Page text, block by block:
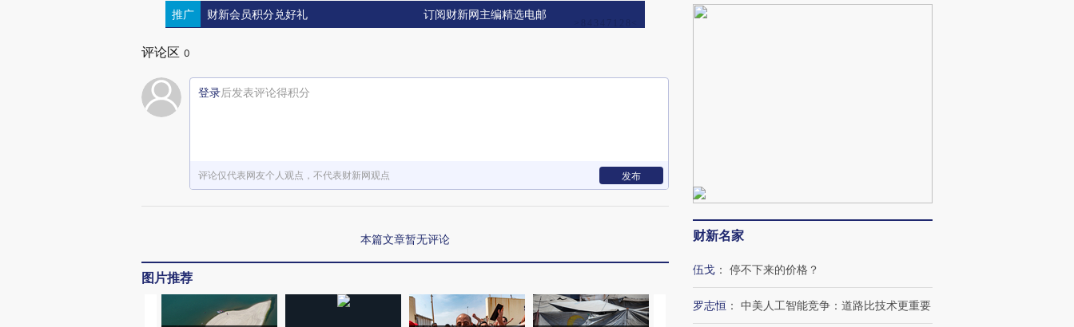
推广 财新会员积分兑好礼 订阅财新网主编精选电邮
评论区 0
登录后发表评论得积分
评论仅代表网友个人观点，不代表财新网观点 发布
本篇文章暂无评论
图片推荐
财新名家
伍戈 ： 停不下来的价格？
罗志恒 ： 中美人工智能竞争：道路比技术更重要